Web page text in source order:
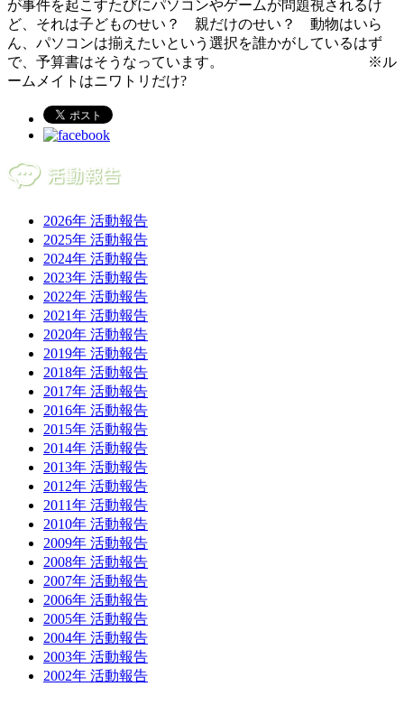
が事件を起こすたびにパソコンやゲームが問題視されるけ
ど、それは子どものせい？ 親だけのせい？ 動物はいら
ん、パソコンは揃えたいという選択を誰かがしているはず
で、予算書はそうなっています。 ※ル
ームメイトはニワトリだけ?
2026年 活動報告
2025年 活動報告
2024年 活動報告
2023年 活動報告
2022年 活動報告
2021年 活動報告
2020年 活動報告
2019年 活動報告
2018年 活動報告
2017年 活動報告
2016年 活動報告
2015年 活動報告
2014年 活動報告
2013年 活動報告
2012年 活動報告
2011年 活動報告
2010年 活動報告
2009年 活動報告
2008年 活動報告
2007年 活動報告
2006年 活動報告
2005年 活動報告
2004年 活動報告
2003年 活動報告
2002年 活動報告